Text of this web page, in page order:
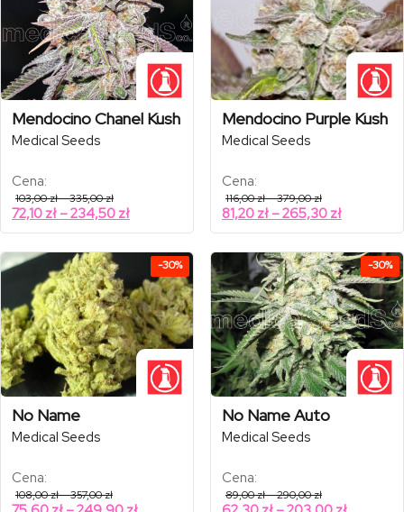
Mendocino Chanel Kush
Medical Seeds
Cena:
103,00zł–335,00złZakres
cen:
od
103,00 zł
335,00 zł
72,10 zł –234,50 złZakres
cen:
72,10 zł
do
234,50 zł
Mendocino Purple Kush
Medical Seeds
Cena:
116,00zł–379,00złZakres
cen:
od
116,00 zł
379,00 zł
81,20 zł –265,30 złZakres
cen:
81,20 zł
do
265,30 zł
-30%
No Name
Medical Seeds
Cena:
108,00zł–357,00złZakres
cen:
-30%
No Name Auto
Medical Seeds
Cena:
89,00zł–290,00złZakres
cen: